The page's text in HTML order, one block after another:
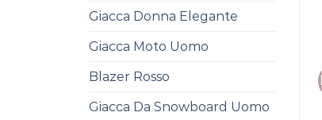
Giacca Donna Elegante
Giacca Moto Uomo
Blazer Rosso
Giacca Da Snowboard Uomo